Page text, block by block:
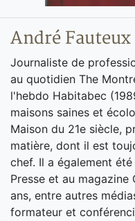
André Fauteux
Journaliste de
au quotidien The
l'hebdo Habitabec
maisons saines et
Maison du 21e siècle,
matière, dont il est
chef. Il a également
Presse et au magazine
ans, entre autres
formateur et